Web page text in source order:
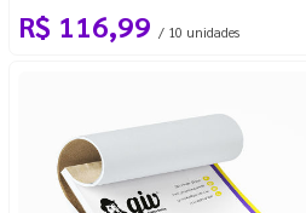
R$ 116,99 / 10 unidades